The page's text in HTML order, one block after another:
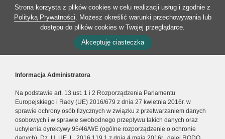
Strona korzysta z plików cookies w celu realizacji usług i zgodnie z
Polityką Prywatności. Możesz określić warunki przechowywania lub
dostępu do plików cookies w Twojej przeglądarce.
Akceptuję ciasteczka
Informacja Administratora
Na podstawie art. 13 ust. 1 i 2 Rozporządzenia Parlamentu
Europejskiego i Rady (UE) 2016/679 z dnia 27 kwietnia 2016r. w
sprawie ochrony osób fizycznych w związku z przetwarzaniem danych
osobowych i w sprawie swobodnego przepływu takich danych oraz
uchylenia dyrektywy 95/46/WE (ogólne rozporządzenie o ochronie